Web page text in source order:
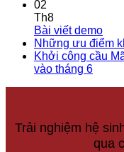
02
Th8
Bài viết demo
Những ưu điểm
Khởi công cầu
vào tháng 6
Trải nghiệm hệ
qua